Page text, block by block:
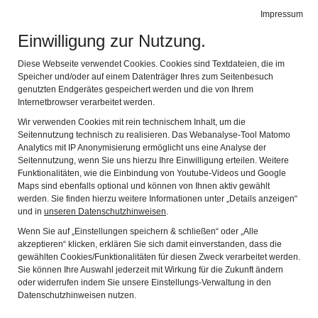
Impressum
Einwilligung zur Nutzung.
Diese Webseite verwendet Cookies. Cookies sind Textdateien, die im
Speicher und/oder auf einem Datenträger Ihres zum Seitenbesuch
genutzten Endgerätes gespeichert werden und die von Ihrem
Internetbrowser verarbeitet werden.
Wir verwenden Cookies mit rein technischem Inhalt, um die
Seitennutzung technisch zu realisieren. Das Webanalyse-Tool Matomo
Analytics mit IP Anonymisierung ermöglicht uns eine Analyse der
Seitennutzung, wenn Sie uns hierzu Ihre Einwilligung erteilen. Weitere
Funktionalitäten, wie die Einbindung von Youtube-Videos und Google
Maps sind ebenfalls optional und können von Ihnen aktiv gewählt
werden. Sie finden hierzu weitere Informationen unter „Details anzeigen“
und in unseren Datenschutzhinweisen.
Wenn Sie auf „Einstellungen speichern & schließen“ oder „Alle
akzeptieren“ klicken, erklären Sie sich damit einverstanden, dass die
gewählten Cookies/Funktionalitäten für diesen Zweck verarbeitet werden.
Sie können Ihre Auswahl jederzeit mit Wirkung für die Zukunft ändern
oder widerrufen indem Sie unsere Einstellungs-Verwaltung in den
Datenschutzhinweisen nutzen.
de en
ARCHÄOLOGISCHER PARK CAMBODUNUM
23.8.2022
Paradiesisches Grün –
der Statthaltergarten von
Cambodunum
Zum Statthalterpalast, dem praetorium, von
Cambodunum gehörte nicht nur eine Therme, in der